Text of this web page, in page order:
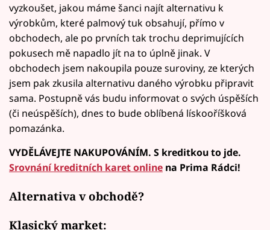
vyzkoušet, jakou máme šanci najít alternativu k
výrobkům, které palmový tuk obsahují, přímo v
obchodech, ale po prvních tak trochu deprimujících
pokusech mě napadlo jít na to úplně jinak. V
obchodech jsem nakoupila pouze suroviny, ze kterých
jsem pak zkusila alternativu daného výrobku připravit
sama. Postupně vás budu informovat o svých úspěších
(či neúspěších), dnes to bude oblíbená lískooříšková
pomazánka.
VYDĚLÁVEJTE NAKUPOVÁNÍM. S kreditkou to jde.
Srovnání kreditních karet online na Prima Rádci!
Alternativa v obchodě?
Klasický market: